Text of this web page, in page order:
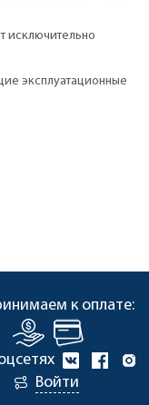
исключительно
эксплуатационные
к оплате:
Войти